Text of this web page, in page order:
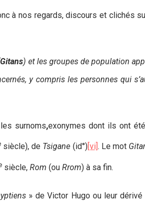
à nos regards, discours et clichés
Gitans) et les groupes de population
y compris les personnes qui
surnoms,exonymes dont ils ont
siècle), de Tsigane (id°)[vi] . Le mot
siècle, Rom (ou Rrom) à sa fin.
» de Victor Hugo ou leur dérivé